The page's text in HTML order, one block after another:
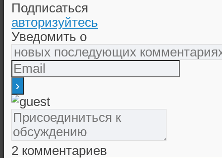
Подписаться
авторизуйтесь
Уведомить о
2 комментариев